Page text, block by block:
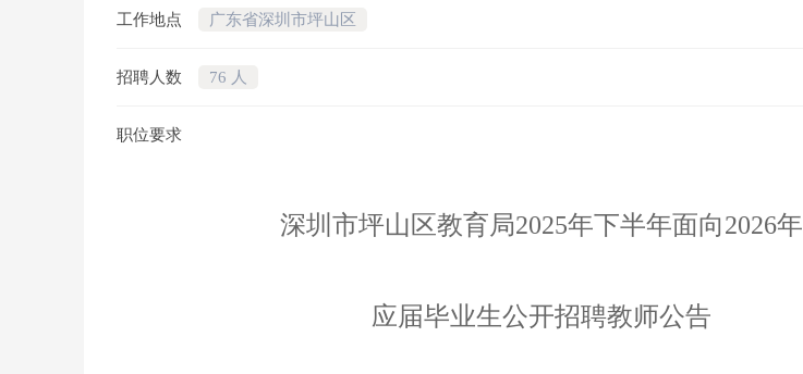
工作地点 广东省深圳市坪山区
招聘人数 76 人
职位要求
深圳市坪山区教育局2025年下半年面向2026年
应届毕业生公开招聘教师公告